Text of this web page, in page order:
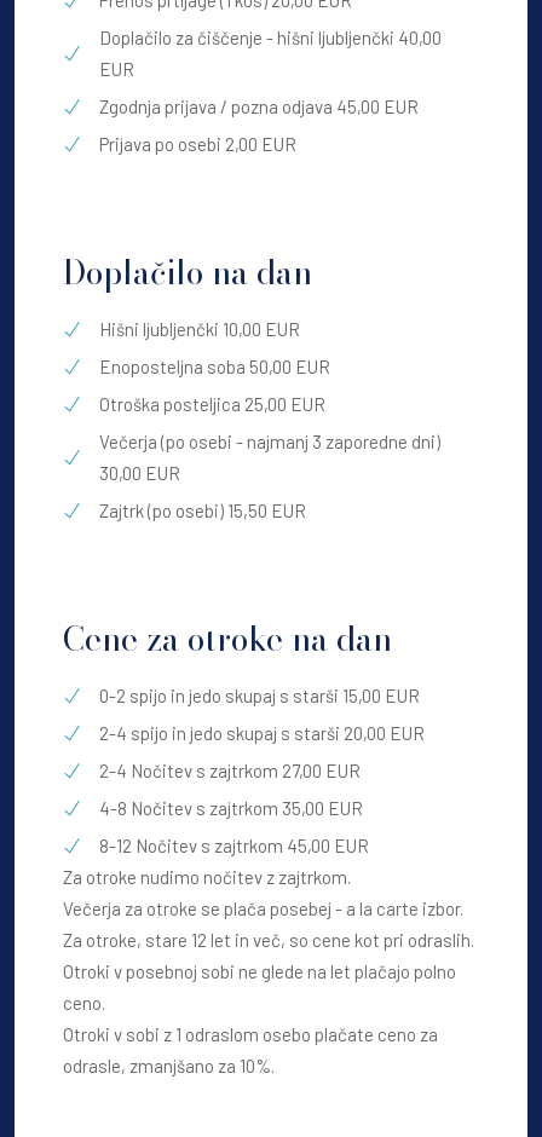
Doplačilo za čiščenje - hišni ljubljenčki 40,00
EUR
Zgodnja prijava / pozna odjava 45,00 EUR
Prijava po osebi 2,00 EUR
Doplačilo na dan
Hišni ljubljenčki 10,00 EUR
Enoposteljna soba 50,00 EUR
Otroška posteljica 25,00 EUR
Večerja (po osebi - najmanj 3 zaporedne dni)
30,00 EUR
Zajtrk (po osebi) 15,50 EUR
Cene za otroke na dan
0-2 spijo in jedo skupaj s starši 15,00 EUR
2-4 spijo in jedo skupaj s starši 20,00 EUR
2-4 Nočitev s zajtrkom 27,00 EUR
4-8 Nočitev s zajtrkom 35,00 EUR
8-12 Nočitev s zajtrkom 45,00 EUR
Za otroke nudimo nočitev z zajtrkom.
Večerja za otroke se plača posebej - a la carte izbor.
Za otroke, stare 12 let in več, so cene kot pri odraslih.
Otroki v posebnoj sobi ne glede na let plačajo polno
ceno.
Otroki v sobi z 1 odraslom osebo plačate ceno za
odrasle, zmanjšano za 10%.